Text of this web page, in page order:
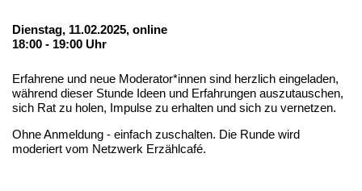
Dienstag, 11.02.2025, online
18:00 - 19:00 Uhr
Erfahrene und neue Moderator*innen sind herzlich eingeladen,
während dieser Stunde Ideen und Erfahrungen auszutauschen,
sich Rat zu holen, Impulse zu erhalten und sich zu vernetzen.
Ohne Anmeldung - einfach zuschalten. Die Runde wird
moderiert vom Netzwerk Erzählcafé.